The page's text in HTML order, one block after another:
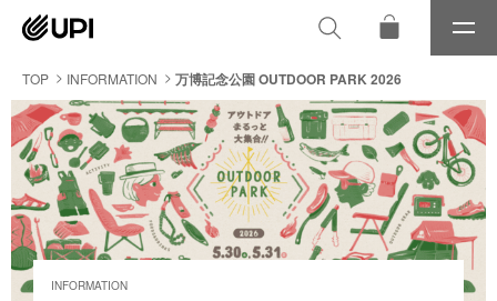
メ
ニ
ー
TOP INFORMATION 万博記念公園 OUTDOOR PARK 2026
INFORMATION